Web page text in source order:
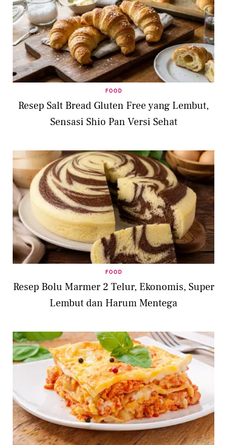
FOOD
Resep Salt Bread Gluten Free yang Lembut,
Sensasi Shio Pan Versi Sehat
FOOD
Resep Bolu Marmer 2 Telur, Ekonomis, Super
Lembut dan Harum Mentega